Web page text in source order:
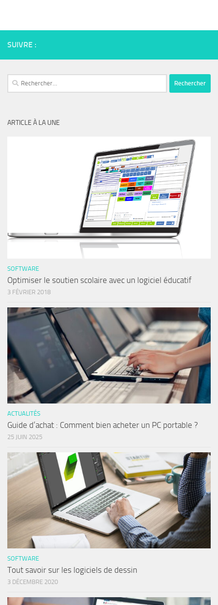
SUIVRE :
Rechercher :
ARTICLE À LA UNE
SOFTWARE
Optimiser le soutien scolaire avec un logiciel éducatif
3 FÉVRIER 2018
ACTUALITÉS
Guide d’achat : Comment bien acheter un PC portable ?
25 JUIN 2025
SOFTWARE
Tout savoir sur les logiciels de dessin
3 DÉCEMBRE 2020